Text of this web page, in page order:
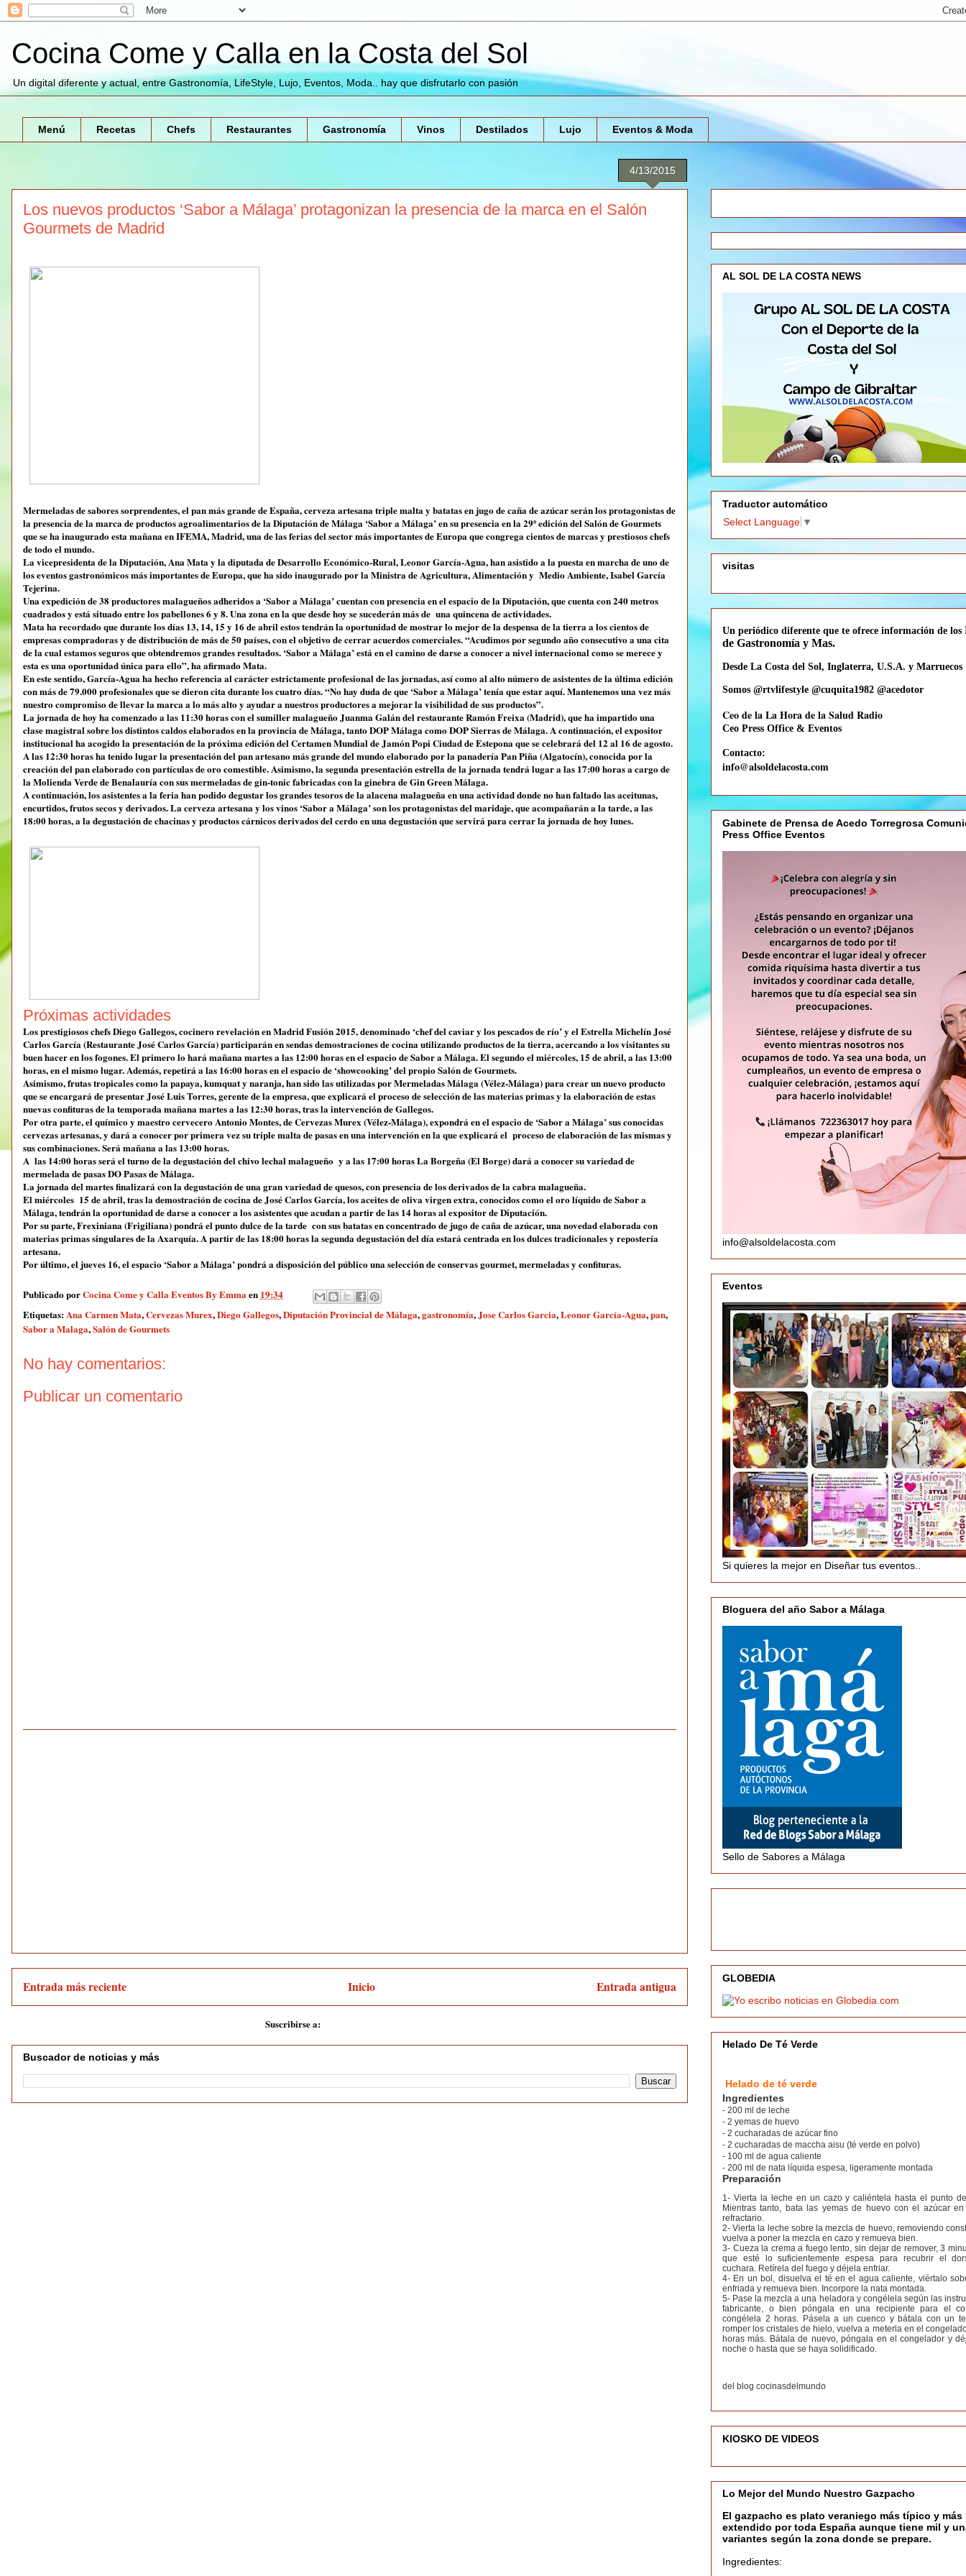
Cocina Come y Calla en la Costa del Sol
Un digital diferente y actual, entre Gastronomía, LifeStyle, Lujo, Eventos, Moda.. hay que disfrutarlo con pasión
Menú Recetas Chefs Restaurantes Gastronomía Vinos Destilados Lujo Eventos & Moda
4/13/2015
Los nuevos productos ‘Sabor a Málaga’ protagonizan la presencia de la marca en el Salón
Gourmets de Madrid
Mermeladas de sabores sorprendentes, el pan más grande de España, cerveza artesana triple malta y batatas en jugo de caña de azúcar serán los protagonistas de
la presencia de la marca de productos agroalimentarios de la Diputación de Málaga ‘Sabor a Málaga’ en su presencia en la 29º edición del Salón de Gourmets
que se ha inaugurado esta mañana en IFEMA, Madrid, una de las ferias del sector más importantes de Europa que congrega cientos de marcas y prestiosos chefs
de todo el mundo.
La vicepresidenta de la Diputación, Ana Mata y la diputada de Desarrollo Económico-Rural, Leonor García-Agua, han asistido a la puesta en marcha de uno de
los eventos gastronómicos más importantes de Europa, que ha sido inaugurado por la Ministra de Agricultura, Alimentación y Medio Ambiente, Isabel García
Tejerina.
Una expedición de 38 productores malagueños adheridos a ‘Sabor a Málaga’ cuentan con presencia en el espacio de la Diputación, que cuenta con 240 metros
cuadrados y está situado entre los pabellones 6 y 8. Una zona en la que desde hoy se sucederán más de una quincena de actividades.
Mata ha recordado que durante los días 13, 14, 15 y 16 de abril estos tendrán la oportunidad de mostrar lo mejor de la despensa de la tierra a los cientos de
empresas compradoras y de distribución de más de 50 países, con el objetivo de cerrar acuerdos comerciales. “Acudimos por segundo año consecutivo a una cita
de la cual estamos seguros que obtendremos grandes resultados. ‘Sabor a Málaga’ está en el camino de darse a conocer a nivel internacional como se merece y
esta es una oportunidad única para ello”, ha afirmado Mata.
En este sentido, García-Agua ha hecho referencia al carácter estrictamente profesional de las jornadas, así como al alto número de asistentes de la última edición
con más de 79.000 profesionales que se dieron cita durante los cuatro días. “No hay duda de que ‘Sabor a Málaga’ tenía que estar aquí. Mantenemos una vez más
nuestro compromiso de llevar la marca a lo más alto y ayudar a nuestros productores a mejorar la visibilidad de sus productos”.
La jornada de hoy ha comenzado a las 11:30 horas con el sumiller malagueño Juanma Galán del restaurante Ramón Freixa (Madrid), que ha impartido una
clase magistral sobre los distintos caldos elaborados en la provincia de Málaga, tanto DOP Málaga como DOP Sierras de Málaga. A continuación, el expositor
institucional ha acogido la presentación de la próxima edición del Certamen Mundial de Jamón Popi Ciudad de Estepona que se celebrará del 12 al 16 de agosto.
A las 12:30 horas ha tenido lugar la presentación del pan artesano más grande del mundo elaborado por la panadería Pan Piña (Algatocín), conocida por la
creación del pan elaborado con partículas de oro comestible. Asimismo, la segunda presentación estrella de la jornada tendrá lugar a las 17:00 horas a cargo de
la Molienda Verde de Benalauría con sus mermeladas de gin-tonic fabricadas con la ginebra de Gin Green Málaga.
A continuación, los asistentes a la feria han podido degustar los grandes tesoros de la alacena malagueña en una actividad donde no han faltado las aceitunas,
encurtidos, frutos secos y derivados. La cerveza artesana y los vinos ‘Sabor a Málaga’ son los protagonistas del maridaje, que acompañarán a la tarde, a las
18:00 horas, a la degustación de chacinas y productos cárnicos derivados del cerdo en una degustación que servirá para cerrar la jornada de hoy lunes.
Próximas actividades
Los prestigiosos chefs Diego Gallegos, cocinero revelación en Madrid Fusión 2015, denominado ‘chef del caviar y los pescados de río’ y el Estrella Michelín José
Carlos García (Restaurante José Carlos García) participarán en sendas demostraciones de cocina utilizando productos de la tierra, acercando a los visitantes su
buen hacer en los fogones. El primero lo hará mañana martes a las 12:00 horas en el espacio de Sabor a Málaga. El segundo el miércoles, 15 de abril, a las 13:00
horas, en el mismo lugar. Además, repetirá a las 16:00 horas en el espacio de ‘showcooking’ del propio Salón de Gourmets.
Asimismo, frutas tropicales como la papaya, kumquat y naranja, han sido las utilizadas por Mermeladas Málaga (Vélez-Málaga) para crear un nuevo producto
que se encargará de presentar José Luis Torres, gerente de la empresa, que explicará el proceso de selección de las materias primas y la elaboración de estas
nuevas confituras de la temporada mañana martes a las 12:30 horas, tras la intervención de Gallegos.
Por otra parte, el químico y maestro cervecero Antonio Montes, de Cervezas Murex (Vélez-Málaga), expondrá en el espacio de ‘Sabor a Málaga’ sus conocidas
cervezas artesanas, y dará a conocer por primera vez su triple malta de pasas en una intervención en la que explicará el proceso de elaboración de las mismas y
sus combinaciones. Será mañana a las 13:00 horas.
A las 14:00 horas será el turno de la degustación del chivo lechal malagueño y a las 17:00 horas La Borgeña (El Borge) dará a conocer su variedad de
mermelada de pasas DO Pasas de Málaga.
La jornada del martes finalizará con la degustación de una gran variedad de quesos, con presencia de los derivados de la cabra malagueña.
El miércoles 15 de abril, tras la demostración de cocina de José Carlos García, los aceites de oliva virgen extra, conocidos como el oro líquido de Sabor a
Málaga, tendrán la oportunidad de darse a conocer a los asistentes que acudan a partir de las 14 horas al expositor de Diputación.
Por su parte, Frexiniana (Frigiliana) pondrá el punto dulce de la tarde con sus batatas en concentrado de jugo de caña de azúcar, una novedad elaborada con
materias primas singulares de la Axarquía. A partir de las 18:00 horas la segunda degustación del día estará centrada en los dulces tradicionales y repostería
artesana.
Por último, el jueves 16, el espacio ‘Sabor a Málaga’ pondrá a disposición del público una selección de conservas gourmet, mermeladas y confituras.
Publicado porCocina Come y Calla Eventos By Emmaen 19:34
Etiquetas: Ana Carmen Mata,Cervezas Murex,Diego Gallegos,Diputación Provincial de Málaga,gastronomía,Jose Carlos Garcia,Leonor García-Agua,pan,
Sabor a Malaga,Salón de Gourmets
No hay comentarios:
Publicar un comentario
Entrada más reciente Entrada antigua
Inicio
Suscribirse a:
Buscador de noticias y más
AL SOL DE LA COSTA NEWS
Traductor automático
Select Language ▼
visitas
Un periódico diferente que te ofrece información de los
de Gastronomía y Mas.
Desde La Costa del Sol, Inglaterra, U.S.A. y Marruecos
Somos @rtvlifestyle @cuquita1982 @acedotor
Ceo de la La Hora de la Salud Radio
Ceo Press Office & Eventos
Contacto:
info@alsoldelacosta.com
Gabinete de Prensa de Acedo Torregrosa
Press Office Eventos
info@alsoldelacosta.com
Eventos
Si quieres la mejor en Diseñar tus eventos..
Bloguera del año Sabor a Málaga
Sello de Sabores a Málaga
GLOBEDIA
Helado De Té Verde
Helado de té verde
Ingredientes
- 200 ml de leche
- 2 yemas de huevo
- 2 cucharadas de azúcar fino
- 2 cucharadas de maccha aisu (té verde en polvo)
- 100 ml de agua caliente
- 200 ml de nata líquida espesa, ligeramente montada
Preparación
1- Vierta la leche en un cazo y caliéntela hasta el punto
Mientras tanto, bata las yemas de huevo con el azúcar
refractario.
2- Vierta la leche sobre la mezcla de huevo, removiendo
vuelva a poner la mezcla en cazo y remueva bien.
3- Cueza la crema a fuego lento, sin dejar de remover, 3
que esté lo suficientemente espesa para recubrir el
cuchara. Retírela del fuego y déjela enfriar.
4- En un bol, disuelva el té en el agua caliente, viértalo
enfriada y remueva bien. Incorpore la nata montada.
5- Pase la mezcla a una heladora y congélela según las
fabricante, o bien póngala en una recipiente para el
congélela 2 horas. Pásela a un cuenco y bátala con un
romper los cristales de hielo, vuelva a meterla en el
horas más. Bátala de nuevo, póngala en el congelador y
noche o hasta que se haya solidificado.
del blog cocinasdelmundo
KIOSKO DE VIDEOS
Lo Mejor del Mundo Nuestro Gazpacho
El gazpacho es plato veraniego más típico y más
extendido por toda España aunque tiene mil y
variantes según la zona donde se prepare.
Ingredientes: